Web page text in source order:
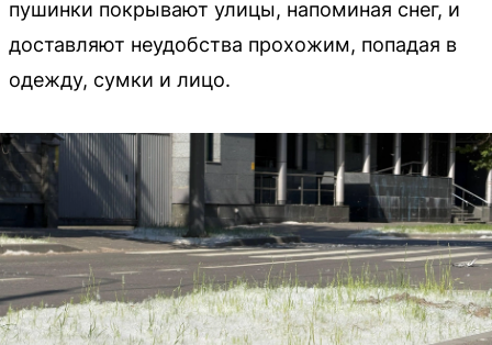
пушинки покрывают улицы, напоминая снег, и
доставляют неудобства прохожим, попадая в
одежду, сумки и лицо.